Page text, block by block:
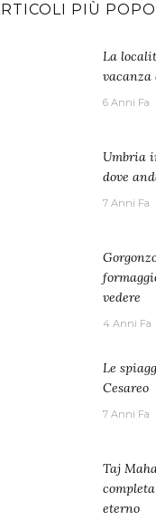
PIÙ
La
6 Anni Fa
Umbria
dove
7 Anni Fa
vedere
4 Anni Fa
Le
Cesareo
7 Anni Fa
Taj
eterno